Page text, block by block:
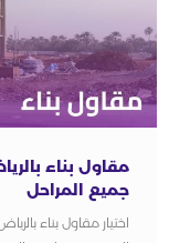
مقاول بناء
جميع المراحل
اختيار مقاول بناء